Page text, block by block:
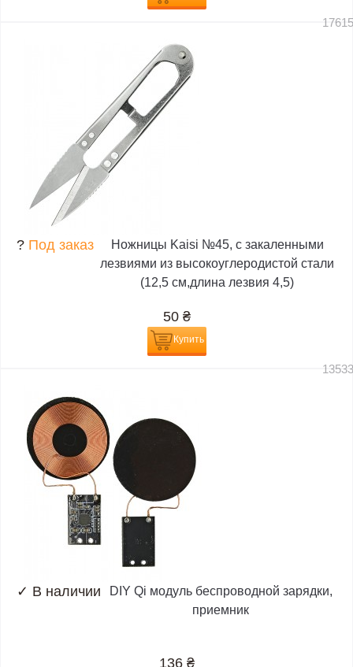
? Под заказ
Ножницы Kaisi №45, с закаленными
лезвиями из высокоуглеродистой стали
(12,5 см,длина лезвия 4,5)
50 ₴
Купить
✓ В наличии
DIY Qi модуль беспроводной зарядки,
приемник
136 ₴